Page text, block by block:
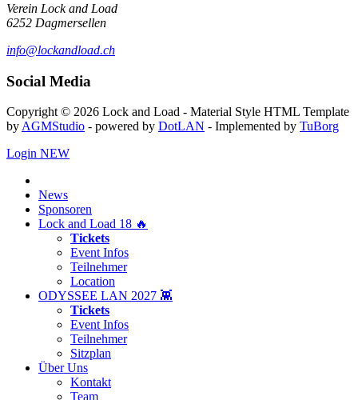
Verein Lock and Load
6252 Dagmersellen
info@lockandload.ch
Social Media
Copyright © 2026 Lock and Load - Material Style HTML Template
by AGMStudio - powered by DotLAN - Implemented by TuBorg
Login NEW
News
Sponsoren
Lock and Load 18 🔥
Tickets
Event Infos
Teilnehmer
Location
ODYSSEE LAN 2027 👾
Tickets
Event Infos
Teilnehmer
Sitzplan
Über Uns
Kontakt
Team